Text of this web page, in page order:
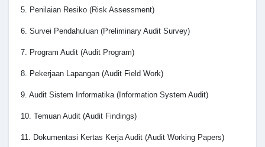
5. Penilaian Resiko (Risk Assessment)
6. Survei Pendahuluan (Preliminary Audit Survey)
7. Program Audit (Audit Program)
8. Pekerjaan Lapangan (Audit Field Work)
9. Audit Sistem Informatika (Information System Audit)
10. Temuan Audit (Audit Findings)
11. Dokumentasi Kertas Kerja Audit (Audit Working Papers)